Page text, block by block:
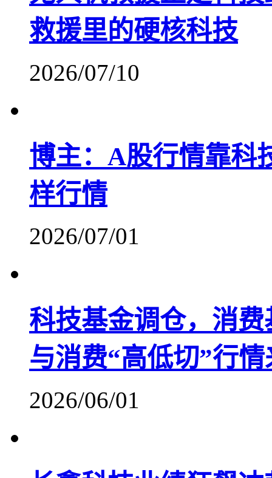
救援里的硬核科技
2026/07/10
博主：A股行情靠科
样行情
2026/07/01
科技基金调仓，消
与消费“高低切”行
2026/06/01